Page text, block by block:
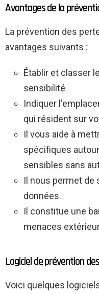
Avantages de la
La prévention des
avantages suivants :
Établir et classer
sensibilité
Indiquer
qui résident sur
Il vous aide à
spécifiques
sensibles sans
Il nous permet de
données.
Il constitue une
menaces
Logiciel de prévention
Voici quelques